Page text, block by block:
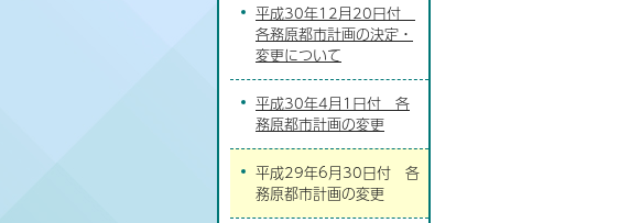
平成30年12月20日付
各務原都市計画の決定・
変更について
平成30年4月1日付 各
務原都市計画の変更
平成29年6月30日付 各
務原都市計画の変更